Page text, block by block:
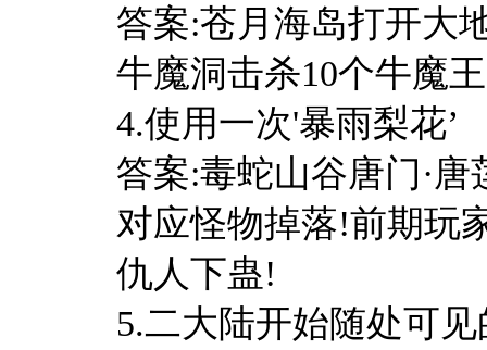
答案:苍月海岛打开大
牛魔洞击杀10个牛魔
4.使用一次'暴雨梨花’
答案:毒蛇山谷唐门·
对应怪物掉落!前期玩
仇人下蛊!
5.二大陆开始随处可